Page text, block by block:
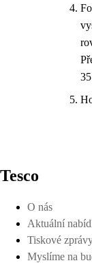
Tesco
O nás
Aktuální
Tiskové
Myslíme na